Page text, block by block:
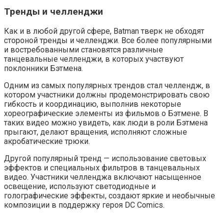
Тренды и челленджи
Как и в любой другой сфере, Batman тверк не обходят
стороной тренды и челленджи. Все более популярными
и востребованными становятся различные
танцевальные челленджи, в которых участвуют
поклонники Бэтмена.
Одним из самых популярных трендов стал челлендж, в
котором участники должны продемонстрировать свою
гибкость и координацию, выполнив некоторые
хореографические элементы из фильмов о Бэтмене. В
таких видео можно увидеть, как люди в роли Бэтмена
прыгают, делают вращения, исполняют сложные
акробатические трюки.
Другой популярный тренд — использование световых
эффектов и специальных фильтров в танцевальных
видео. Участники челленджа включают насыщенное
освещение, используют светодиодные и
голографические эффекты, создают яркие и необычные
композиции в поддержку героя DC Comics.